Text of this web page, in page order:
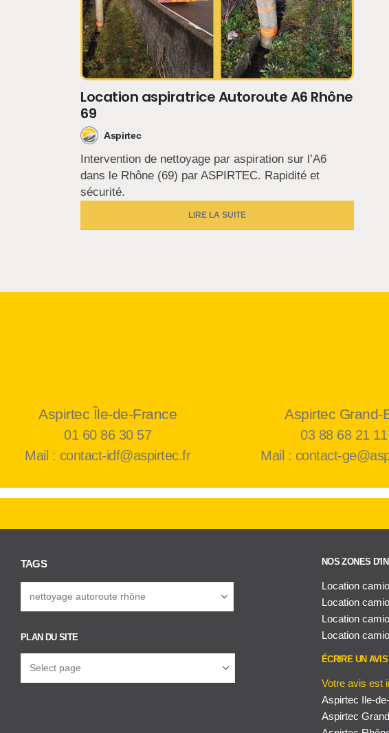
Location aspiratrice Autoroute A6 Rhône
69
Aspirtec
Intervention de nettoyage par aspiration sur l’A6
dans le Rhône (69) par ASPIRTEC. Rapidité et
sécurité.
LIRE LA SUITE
Aspirtec Île-de-France
01 60 86 30 57
Mail : contact-idf@aspirtec.fr
Aspirtec Grand-
03 88 68 21 11
Mail : contact-
TAGS
PLAN DU SITE
NOS ZONES
Location
Location
Location
Location
ÉCRIRE UN
Votre avis est
Aspirtec Ile-
Aspirtec